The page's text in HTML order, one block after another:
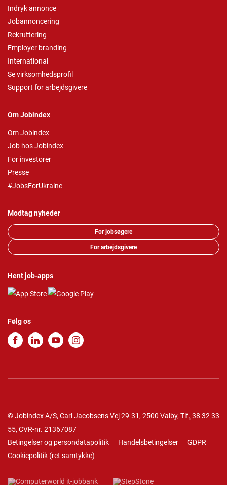
Indryk annonce
Jobannoncering
Rekruttering
Employer branding
International
Se virksomhedsprofil
Support for arbejdsgivere
Om Jobindex
Om Jobindex
Job hos Jobindex
For investorer
Presse
#JobsForUkraine
Modtag nyheder
For jobsøgere
For arbejdsgivere
Hent job-apps
Følg os
© Jobindex A/S, Carl Jacobsens Vej 29-31, 2500 Valby, Tlf. 38 32 33
55, CVR-nr. 21367087
Betingelser og persondatapolitik
Handelsbetingelser
GDPR
Cookiepolitik (ret samtykke)